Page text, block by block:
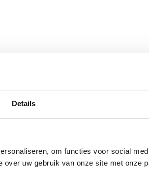
Details
om functies voor social
uw gebruik van onze site met onze